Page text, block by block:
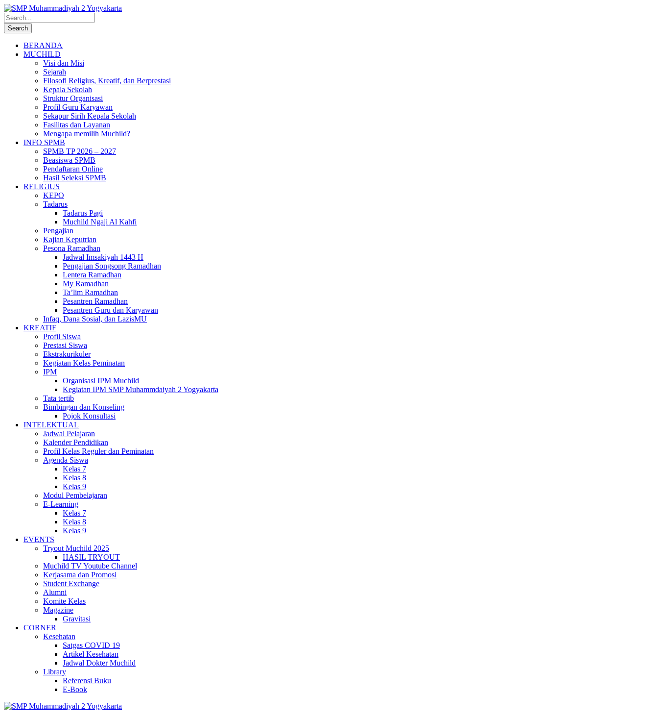
BERANDA
MUCHILD
Visi dan Misi
Sejarah
Filosofi Religius, Kreatif, dan Berprestasi
Kepala Sekolah
Struktur Organisasi
Profil Guru Karyawan
Sekapur Sirih Kepala Sekolah
Fasilitas dan Layanan
Mengapa memilih Muchild?
INFO SPMB
SPMB TP 2026 – 2027
Beasiswa SPMB
Pendaftaran Online
Hasil Seleksi SPMB
RELIGIUS
KEPO
Tadarus
Tadarus Pagi
Muchild Ngaji Al Kahfi
Pengajian
Kajian Keputrian
Pesona Ramadhan
Jadwal Imsakiyah 1443 H
Pengajian Songsong Ramadhan
Lentera Ramadhan
My Ramadhan
Ta’lim Ramadhan
Pesantren Ramadhan
Pesantren Guru dan Karyawan
Infaq, Dana Sosial, dan LazisMU
KREATIF
Profil Siswa
Prestasi Siswa
Ekstrakurikuler
Kegiatan Kelas Peminatan
IPM
Organisasi IPM Muchild
Kegiatan IPM SMP Muhammdaiyah 2 Yogyakarta
Tata tertib
Bimbingan dan Konseling
Pojok Konsultasi
INTELEKTUAL
Jadwal Pelajaran
Kalender Pendidikan
Profil Kelas Reguler dan Peminatan
Agenda Siswa
Kelas 7
Kelas 8
Kelas 9
Modul Pembelajaran
E-Learning
Kelas 7
Kelas 8
Kelas 9
EVENTS
Tryout Muchild 2025
HASIL TRYOUT
Muchild TV Youtube Channel
Kerjasama dan Promosi
Student Exchange
Alumni
Komite Kelas
Magazine
Gravitasi
CORNER
Kesehatan
Satgas COVID 19
Artikel Kesehatan
Jadwal Dokter Muchild
Library
Referensi Buku
E-Book